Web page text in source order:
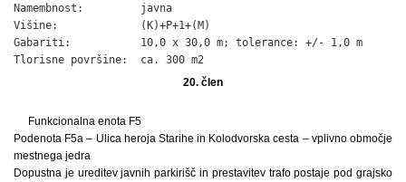
Namembnost:         javna
Višine:             (K)+P+1+(M)
Gabariti:           10,0 x 30,0 m; tolerance: +/- 1,0 m
Tlorisne površine:  ca. 300 m2
20. člen
Funkcionalna enota F5
Podenota F5a – Ulica heroja Starihe in Kolodvorska cesta – vplivno območje
mestnega jedra
Dopustna je ureditev javnih parkirišč in prestavitev trafo postaje pod grajsko